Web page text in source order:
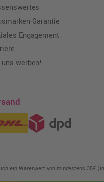
Garantie
Engagement
werben!
ein Warenwert von mindestens 35€